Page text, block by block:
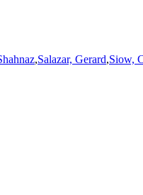
,Salazar, Gerard,Siow,